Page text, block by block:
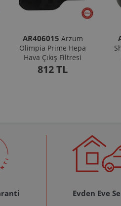
AR406015 Arzum
Olimpia Prime Hepa
Hava Çıkış Filtresi
812 TL
Evden Eve